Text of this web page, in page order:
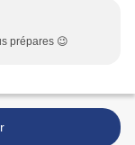
prépares 😉